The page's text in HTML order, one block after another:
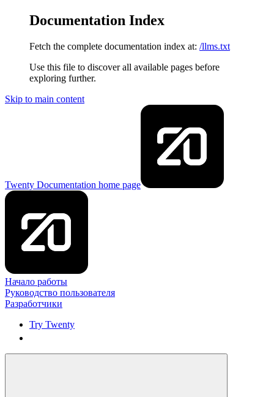
Documentation Index
Fetch the complete documentation index at: /llms.txt
Use this file to discover all available pages before
exploring further.
Skip to main content
Twenty Documentation home page
Начало работы
Руководство пользователя
Разработчики
Try Twenty